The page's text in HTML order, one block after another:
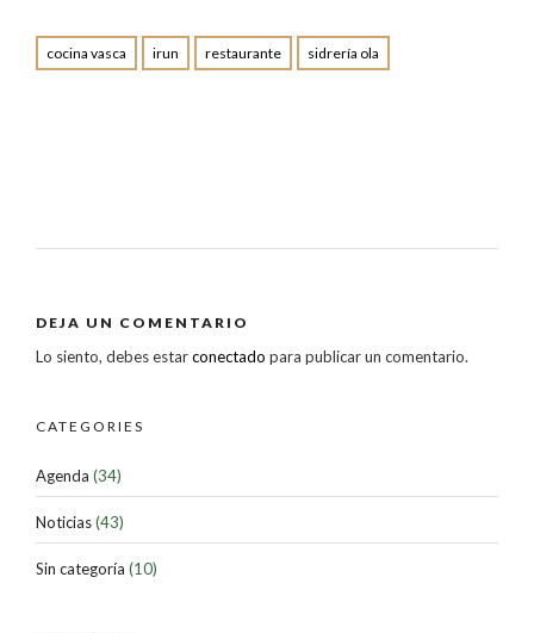
cocina vasca irun restaurante sidrería ola
DEJA UN COMENTARIO
Lo siento, debes estarconectado para publicar un comentario.
CATEGORIES
Agenda (34)
Noticias(43)
Sin categoría (10)